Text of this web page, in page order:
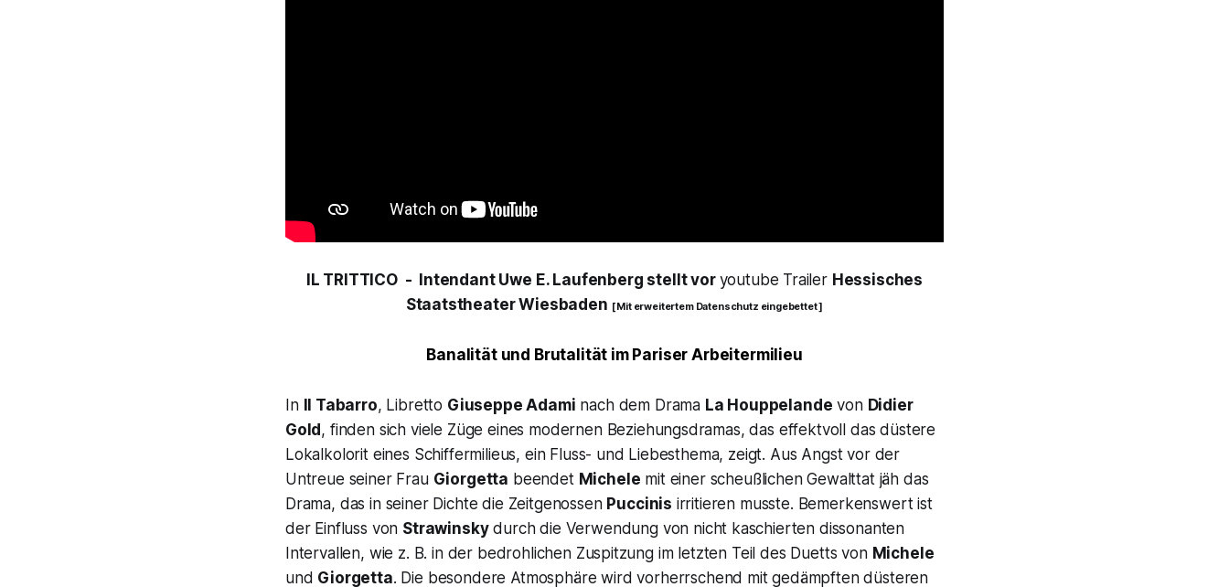
IL TRITTICO - Intendant Uwe E. Laufenberg stellt vor youtube Trailer Hessisches
Staatstheater Wiesbaden [ Mit erweitertem Datenschutz eingebettet ]
Banalität und Brutalität im Pariser Arbeitermilieu
In Il Tabarro, Libretto Giuseppe Adami nach dem Drama La Houppelande von Didier
Gold , finden sich viele Züge eines modernen Beziehungsdramas, das effektvoll das düstere
Lokalkolorit eines Schiffermilieus, ein Fluss- und Liebesthema, zeigt. Aus Angst vor der
Untreue seiner Frau Giorgetta beendet Michele mit einer scheußlichen Gewalttat jäh das
Drama, das in seiner Dichte die Zeitgenossen Puccinis irritieren musste. Bemerkenswert ist
der Einfluss von Strawinskydurch die Verwendung von nicht kaschierten dissonanten
Intervallen, wie z. B. in der bedrohlichen Zuspitzung im letzten Teil des Duetts von Michele
und Giorgetta. Die besondere Atmosphäre wird vorherrschend mit gedämpften düsteren